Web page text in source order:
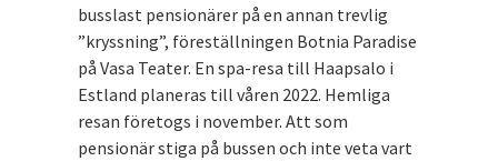
busslast pensionärer på en annan trevlig
”kryssning”, föreställningen Botnia Paradise
på Vasa Teater. En spa-resa till Haapsalo i
Estland planeras till våren 2022. Hemliga
resan företogs i november. Att som
pensionär stiga på bussen och inte veta vart